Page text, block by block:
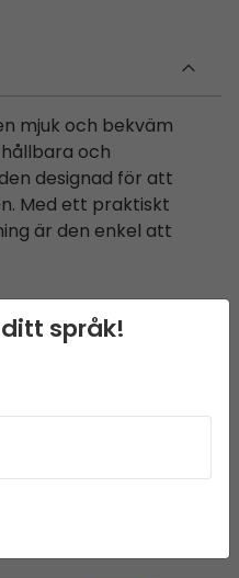
mjuk och bekväm
och
designad för att
Med ett praktiskt
är den enkel att
språk!